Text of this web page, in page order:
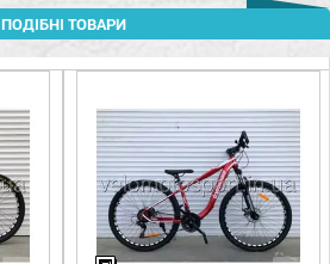
ПОДІБНІ ТОВАРИ